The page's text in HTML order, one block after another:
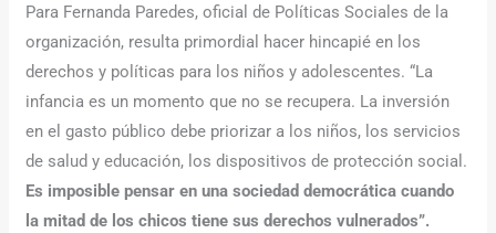
Para Fernanda Paredes, oficial de Políticas Sociales de la
organización, resulta primordial hacer hincapié en los
derechos y políticas para los niños y adolescentes. “La
infancia es un momento que no se recupera. La inversión
en el gasto público debe priorizar a los niños, los servicios
de salud y educación, los dispositivos de protección social.
Es imposible pensar en una sociedad democrática cuando
la mitad de los chicos tiene sus derechos vulnerados”.